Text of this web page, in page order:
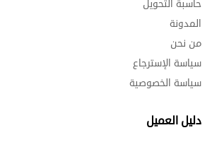
حاسبة التحويل
المدونة
من نحن
سياسة الإسترجاع
سياسة الخصوصية
دليل العميل